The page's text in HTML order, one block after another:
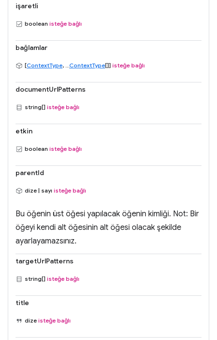
işaretli
boolean isteğe bağlı
bağlamlar
[ContextType, ...ContextType[]] isteğe bağlı
documentUrlPatterns
string[] isteğe bağlı
etkin
boolean isteğe bağlı
parentId
dize | sayı isteğe bağlı
Bu öğenin üst öğesi yapılacak öğenin kimliği. Not: Bir
öğeyi kendi alt öğesinin alt öğesi olacak şekilde
ayarlayamazsınız.
targetUrlPatterns
string[] isteğe bağlı
title
dize isteğe bağlı